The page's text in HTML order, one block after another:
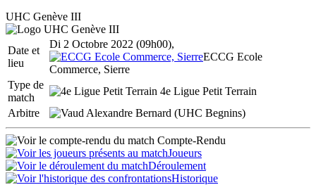
UHC Genève III
Date et
lieu
Di 2 Octobre 2022 (09h00),
ECCG Ecole
Commerce, Sierre
Type de
match
4e Ligue Petit Terrain
Arbitre
Alexandre Bernard (UHC Begnins)
Compte-Rendu
Joueurs
Déroulement
Historique